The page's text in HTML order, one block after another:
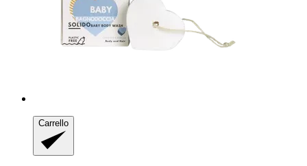
Carrello